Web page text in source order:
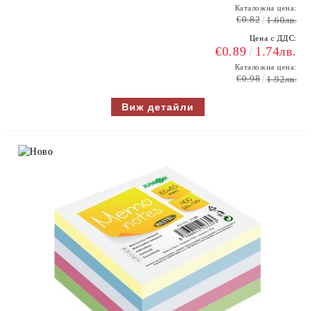
Каталожна цена:
€0.82 1.60лв.
Цена с ДДС:
€0.89 1.74лв.
Каталожна цена:
€0.98 1.92лв.
Виж детайли